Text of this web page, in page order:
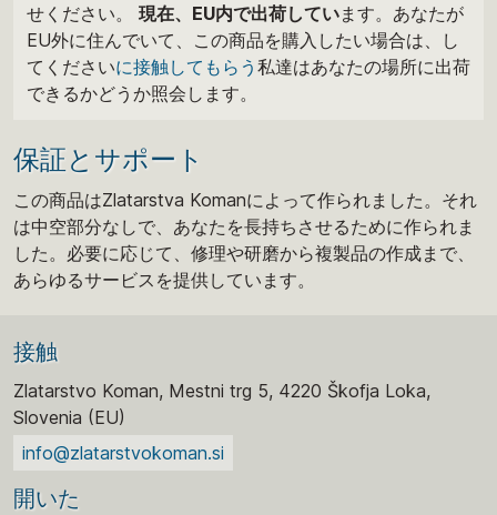
せください。 現在、EU内で出荷しています。あなたが
EU外に住んでいて、この商品を購入したい場合は、し
てくださいに接触してもらう 私達はあなたの場所に出荷
できるかどうか照会します。
保証とサポート
この商品はZlatarstva Komanによって作られました。それ
は中空部分なしで、あなたを長持ちさせるために作られま
した。必要に応じて、修理や研磨から複製品の作成まで、
あらゆるサービスを提供しています。
接触
Zlatarstvo Koman, Mestni trg 5, 4220 Škofja Loka,
Slovenia (EU)
info@zlatarstvokoman.si
開いた